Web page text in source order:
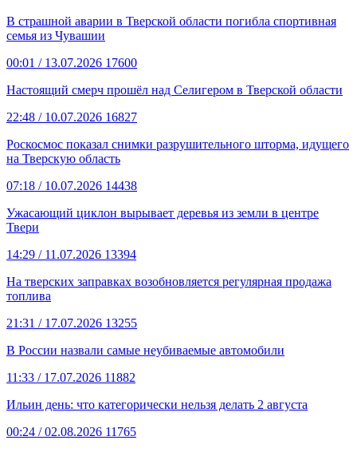
В страшной аварии в Тверской области погибла спортивная
семья из Чувашии
00:01 / 13.07.2026 17600
Настоящий смерч прошёл над Селигером в Тверской области
22:48 / 10.07.2026 16827
Роскосмос показал снимки разрушительного шторма, идущего
на Тверскую область
07:18 / 10.07.2026 14438
Ужасающий циклон вырывает деревья из земли в центре
Твери
14:29 / 11.07.2026 13394
На тверских заправках возобновляется регулярная продажа
топлива
21:31 / 17.07.2026 13255
В России назвали самые неубиваемые автомобили
11:33 / 17.07.2026 11882
Ильин день: что категорически нельзя делать 2 августа
00:24 / 02.08.2026 11765